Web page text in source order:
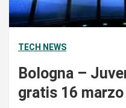
TECH NEWS
Bologna –
gratis 16